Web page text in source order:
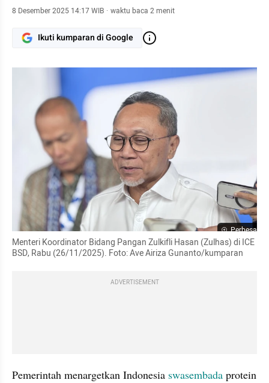
8 Desember 2025 14:17 WIB · waktu baca 2 menit
Ikuti kumparan di Google
Perbesar
Menteri Koordinator Bidang Pangan Zulkifli Hasan (Zulhas) di ICE
BSD, Rabu (26/11/2025). Foto: Ave Airiza Gunanto/kumparan
ADVERTISEMENT
Pemerintah menargetkan Indonesia swasembada protein